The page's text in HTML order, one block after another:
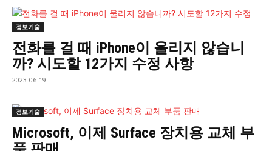
정보기술
전화를 걸 때 iPhone이 울리지 않습니
까? 시도할 12가지 수정 사항
2023-06-19
정보기술
Microsoft, 이제 Surface 장치용 교체 부